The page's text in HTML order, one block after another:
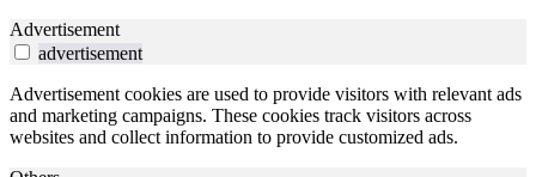
Advertisement
advertisement
Advertisement cookies are used to provide visitors with relevant ads
and marketing campaigns. These cookies track visitors across
websites and collect information to provide customized ads.